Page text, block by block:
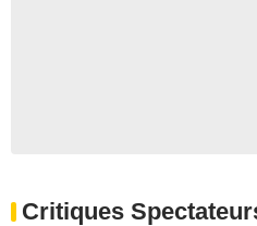
Critiques